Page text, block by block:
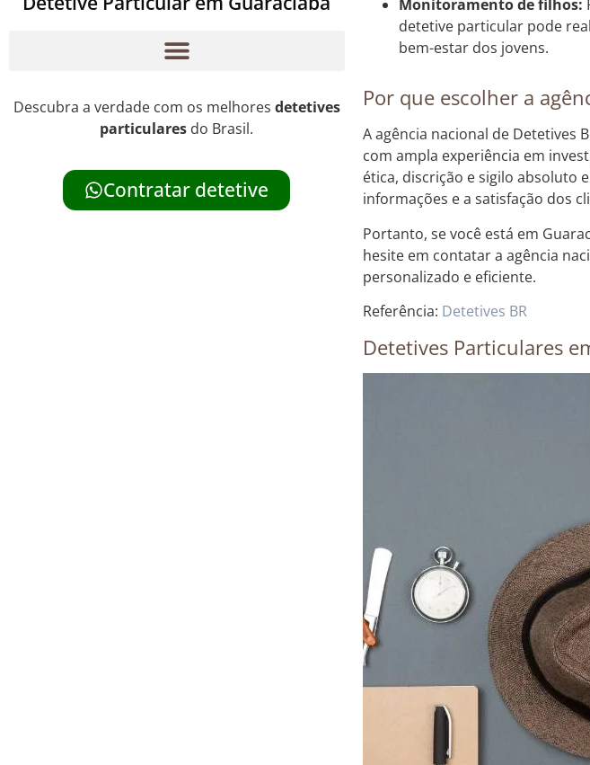
Descubra a verdade com os melhores detetives
particulares do Brasil.
Contratar detetive
Monitoramento de filhos:
detetive particular pode
bem-estar dos jovens.
Por que escolher a
A agência nacional de Detetives
com ampla experiência em
ética, discrição e sigilo absoluto
informações e a satisfação dos
Portanto, se você está em
hesite em contatar a agência
personalizado e eficiente.
Referência: Detetives BR
Detetives Particulares